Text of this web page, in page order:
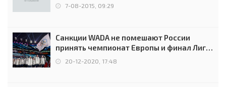
7-08-2015, 09:29
Санкции WADA не помешают России
принять чемпионат Европы и финал Лиги
чемпионов.
20-12-2020, 17:48